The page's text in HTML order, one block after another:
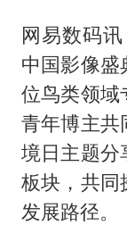
网易数码
中国影像盛
位鸟类领域
青年博主共
境日主题分
板块，共同
发展路径。